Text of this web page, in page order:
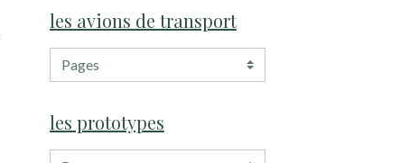
les avions de transport
les prototypes